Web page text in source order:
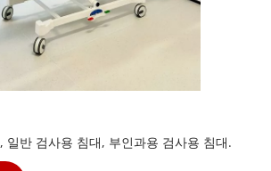
, 일반 검사용 침대, 부인과용 검사용 침대.